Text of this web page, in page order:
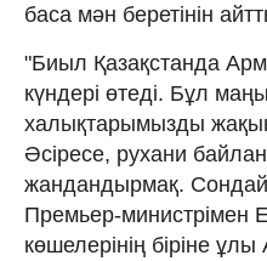
баса мән беретінін
"Биыл Қазақстанда
күндері өтеді. Бұл
халықтарымызды
Әсіресе, рухани
жандандырмақ.
Премьер-министрімен
көшелерінің біріне